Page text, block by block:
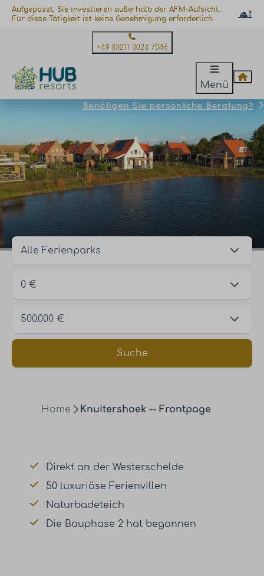
Aufgepasst, Sie investieren außerhalb der AFM-Aufsicht.
Für diese Tätigkeit ist keine Genehmigung erforderlich.
+49 (0)211 3023 7046
Menü
Benötigen Sie persönliche Beratung?
Suche
Home Knuitershoek -- Frontpage
Direkt an der Westerschelde
50 luxuriöse Ferienvillen
Naturbadeteich
Die Bauphase 2 hat begonnen